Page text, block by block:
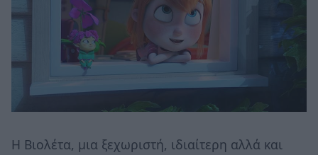
Η Βιολέτα, μια ξεχωριστή, ιδιαίτερη αλλά και